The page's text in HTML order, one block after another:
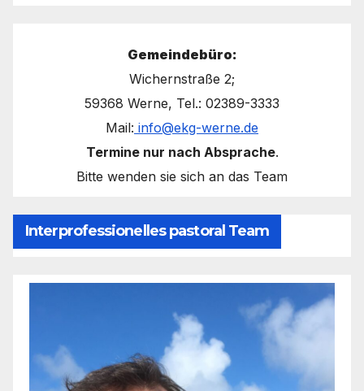
Gemeindebüro:
Wichernstraße 2;
59368 Werne, Tel.: 02389-3333
Mail: info@ekg-werne.de
Termine nur nach Absprache.
Bitte wenden sie sich an das Team
Interprofessionelles pastoral Team